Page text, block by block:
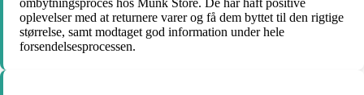
oplevelser med at returnere varer og få dem byttet til den rigtige
størrelse, samt modtaget god information under hele
forsendelsesprocessen.